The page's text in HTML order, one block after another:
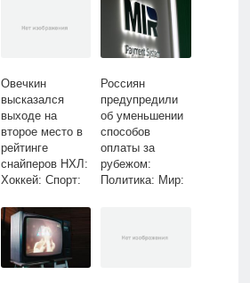
Овечкин
высказался
выходе на
второе место в
рейтинге
снайперов НХЛ:
Хоккей: Спорт:
Россиян
предупредили
об уменьшении
способов
оплаты за
рубежом:
Политика: Мир: